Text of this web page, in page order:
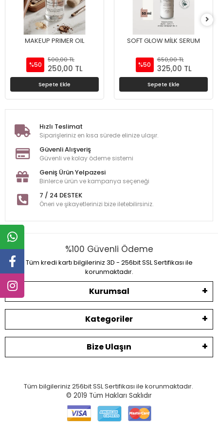
MAKEUP PRIMER OIL
%50
500,00 TL
250,00 TL
Sepete Ekle
SOFT GLOW MİLK SERUM
%50
650,00 TL
325,00 TL
Sepete Ekle
Hızlı Teslimat
Siparişleriniz en kısa sürede elinize ulaşır.
Güvenli Alışveriş
Güvenli ve kolay ödeme sistemi
Geniş Ürün Yelpazesi
Binlerce ürün ve kampanya seçeneği
7 / 24 DESTEK
Öneri ve şikayetlerinizi bize iletebilirsiniz.
%100 Güvenli Ödeme
Tüm kredi kartı bilgileriniz 3D - 256bit SSL Sertifikası ile
korunmaktadır.
Kurumsal
Kategoriler
Bize Ulaşın
Tüm bilgileriniz 256bit SSL Sertifikası ile korunmaktadır.
© 2019 Tüm Hakları Saklıdır